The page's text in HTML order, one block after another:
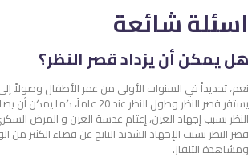
اسئلة شائعة
هل يمكن أن يزداد قصر النظر؟
نعم، تحديداً في السنوات الأولى من عمر الأطفال وصولاً
يستقر قصر النظر وطول النظر عند 20
النظر بسبب إجهاد العين، إعتام عدسة العين و المرض
قصر النظر بسبب الإجهاد الشديد الناتج عن قضاء الكثير من
ومشاهدة التلفاز.